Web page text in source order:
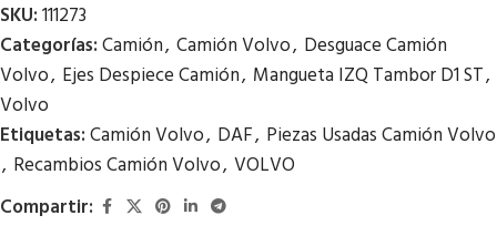
SKU:111273
Categorías:Camión, Camión Volvo, Desguace Camión
Volvo, Ejes Despiece Camión, Mangueta IZQ Tambor D1 ST,
Volvo
Etiquetas:Camión Volvo, DAF, Piezas Usadas Camión Volvo
, Recambios Camión Volvo, VOLVO
Compartir: